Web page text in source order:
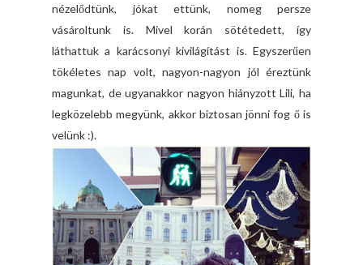
nézelődtünk, jókat ettünk, nomeg persze
vásároltunk is. Mivel korán sötétedett, így
láthattuk a karácsonyi kivilágítást is. Egyszerűen
tökéletes nap volt, nagyon-nagyon jól éreztünk
magunkat, de ugyanakkor nagyon hiányzott Lili, ha
legközelebb megyünk, akkor biztosan jönni fog ő is
velünk :).